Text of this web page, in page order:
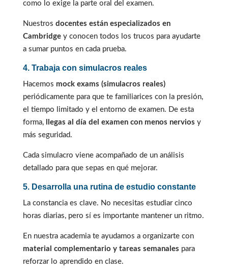
como lo exige la parte oral del examen.
Nuestros docentes están especializados en
Cambridgey conocen todos los trucos para ayudarte
a sumar puntos en cada prueba.
4. Trabaja con simulacros reales
Hacemos mock exams (simulacros reales)
periódicamente para que te familiarices con la presión,
el tiempo limitado y el entorno de examen. De esta
forma,
llegas al día del examen con menos nervios y
más seguridad.
Cada simulacro viene acompañado de un análisis
detallado para que sepas en qué mejorar.
5. Desarrolla una rutina de estudio constante
La constancia es clave. No necesitas estudiar cinco
horas diarias, pero sí es importante mantener un ritmo.
En nuestra academia te ayudamos a organizarte con
material complementario y tareas semanales para
reforzar lo aprendido en clase.